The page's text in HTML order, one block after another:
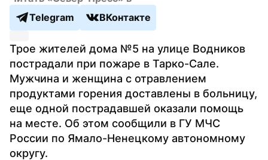
Telegram
ВКонтакте
Трое жителей дома №5 на улице Водников
пострадали при пожаре в Тарко-Сале.
Мужчина и женщина с отравлением
продуктами горения доставлены в больницу,
еще одной пострадавшей оказали помощь
на месте. Об этом сообщили в ГУ МЧС
России по Ямало-Ненецкому автономному
округу.